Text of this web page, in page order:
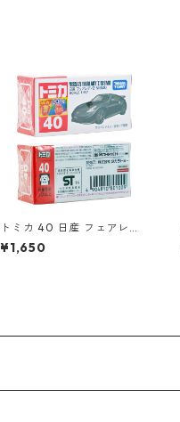
トミカ 40 日産 フェアレデ
ィ Z NISMO #10801009
¥1,650